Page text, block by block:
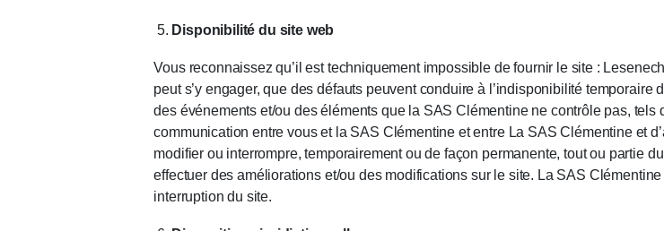
Disponibilité du site web
Vous reconnaissez qu’il est techniquement impossible de fournir le site :
peut s’y engager, que des défauts peuvent conduire à l’indisponibilité
des événements et/ou des éléments que la SAS Clémentine ne contrôle pas,
communication entre vous et la SAS Clémentine et entre La SAS Clémentine et
modifier ou interrompre, temporairement ou de façon permanente, tout ou partie
effectuer des améliorations et/ou des modifications sur le site. La SAS
interruption du site.